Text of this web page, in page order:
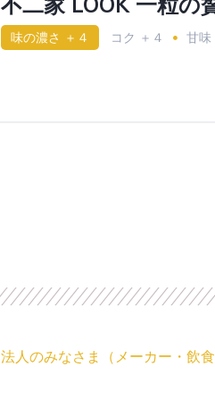
味の濃さ ＋４ コク ＋４ 甘味
法人のみなさま（メーカー・飲食